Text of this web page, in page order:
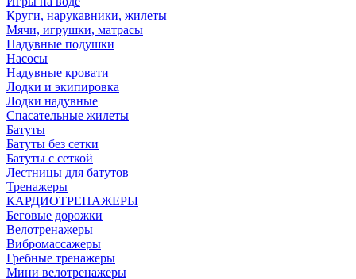
Круги, нарукавники, жилеты
Мячи, игрушки, матрасы
Надувные подушки
Насосы
Надувные кровати
Лодки и экипировка
Лодки надувные
Спасательные жилеты
Батуты
Батуты без сетки
Батуты с сеткой
Лестницы для батутов
Тренажеры
КАРДИОТРЕНАЖЕРЫ
Беговые дорожки
Велотренажеры
Вибромассажеры
Гребные тренажеры
Мини велотренажеры